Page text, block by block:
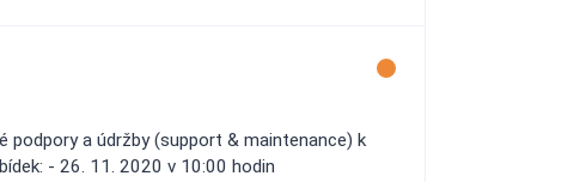
a údržby (support & maintenance) k
- 26. 11. 2020 v 10:00 hodin